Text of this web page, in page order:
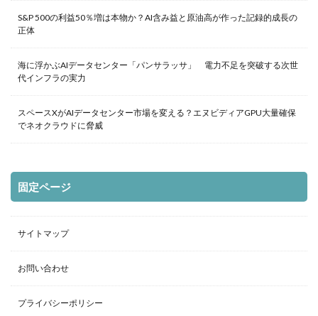
S&P 500の利益50％増は本物か？AI含み益と原油高が作った記録的成長の
正体
海に浮かぶAIデータセンター「パンサラッサ」 電力不足を突破する次世
代インフラの実力
スペースXがAIデータセンター市場を変える？エヌビディアGPU大量確保
でネオクラウドに脅威
固定ページ
サイトマップ
お問い合わせ
プライバシーポリシー